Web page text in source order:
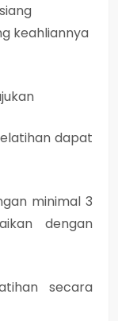
keahliannya
dapat
minimal 3
dengan
secara